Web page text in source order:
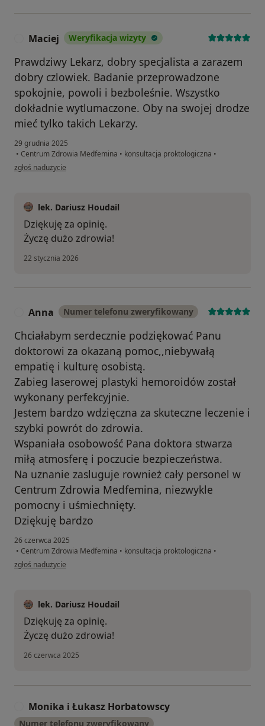
Maciej Weryfikacja wizyty
Prawdziwy Lekarz, dobry specjalista a zarazem
dobry czlowiek. Badanie przeprowadzone
spokojnie, powoli i bezboleśnie. Wszystko
dokładnie wytlumaczone. Oby na swojej drodze
mieć tylko takich Lekarzy.
29 grudnia 2025
• Centrum Zdrowia Medfemina • konsultacja proktologiczna •
w opinii użytkownika Maciej
zgłoś nadużycie
lek. Dariusz Houdail
Dziękuję za opinię.
Życzę dużo zdrowia!
22 stycznia 2026
Anna Numer telefonu zweryfikowany
Chciałabym serdecznie podziękować Panu
doktorowi za okazaną pomoc,,niebywałą
empatię i kulturę osobistą.
Zabieg laserowej plastyki hemoroidów został
wykonany perfekcyjnie.
Jestem bardzo wdzięczna za skuteczne leczenie i
szybki powrót do zdrowia.
Wspaniała osobowość Pana doktora stwarza
miłą atmosferę i poczucie bezpieczeństwa.
Na uznanie zasluguje rownież cały personel w
Centrum Zdrowia Medfemina, niezwykle
pomocny i uśmiechnięty.
Dziękuję bardzo
26 czerwca 2025
• Centrum Zdrowia Medfemina • konsultacja proktologiczna •
w opinii użytkownika Anna
zgłoś nadużycie
lek. Dariusz Houdail
Dziękuję za opinię.
Życzę dużo zdrowia!
26 czerwca 2025
Monika i Łukasz Horbatowscy
Numer telefonu zweryfikowany